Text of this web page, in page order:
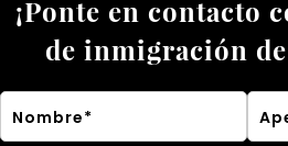
¡Ponte en contacto
de inmigración de